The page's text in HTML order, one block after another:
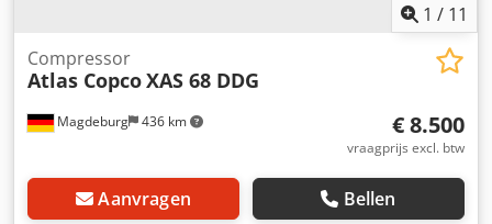
1 / 11
Magdeburg 436 km
Compressor
Atlas CopcoXAS 68 DDG
€ 8.500
vraagprijs excl. btw
Aanvragen Bellen